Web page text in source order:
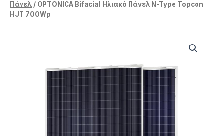
Πάνελ/ OPTONICA Bifacial Ηλιακό Πάνελ N-Type Topcon
HJT 700Wp